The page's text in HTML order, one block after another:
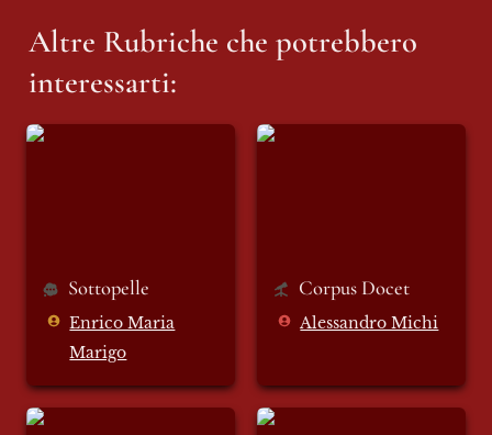
Altre Rubriche che potrebbero
interessarti:
Sottopelle
Sottopelle
Enrico Maria
Marigo
Corpus Docet
Corpus Docet
Alessandro Michi
Insostenibile Prometeico